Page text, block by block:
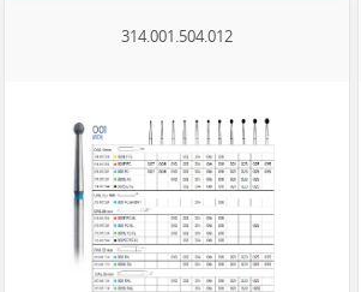
314.001.504.012